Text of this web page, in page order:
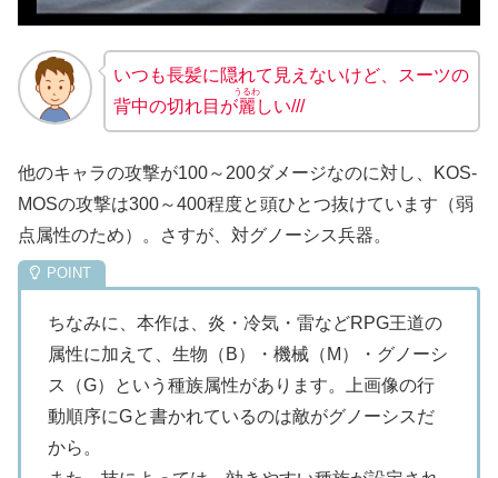
いつも長髪に隠れて見えないけど、スーツの
背中の切れ目が麗
うるわ
しい///
他のキャラの攻撃が100～200ダメージなのに対し、KOS-
MOSの攻撃は300～400程度と頭ひとつ抜けています（弱
点属性のため）。さすが、対グノーシス兵器。
ちなみに、本作は、炎・冷気・雷などRPG王道の
属性に加えて、生物（B）・機械（M）・グノーシ
ス（G）という種族属性があります。上画像の行
動順序にGと書かれているのは敵がグノーシスだ
から。